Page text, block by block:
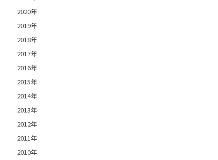
2020年
2019年
2018年
2017年
2016年
2015年
2014年
2013年
2012年
2011年
2010年